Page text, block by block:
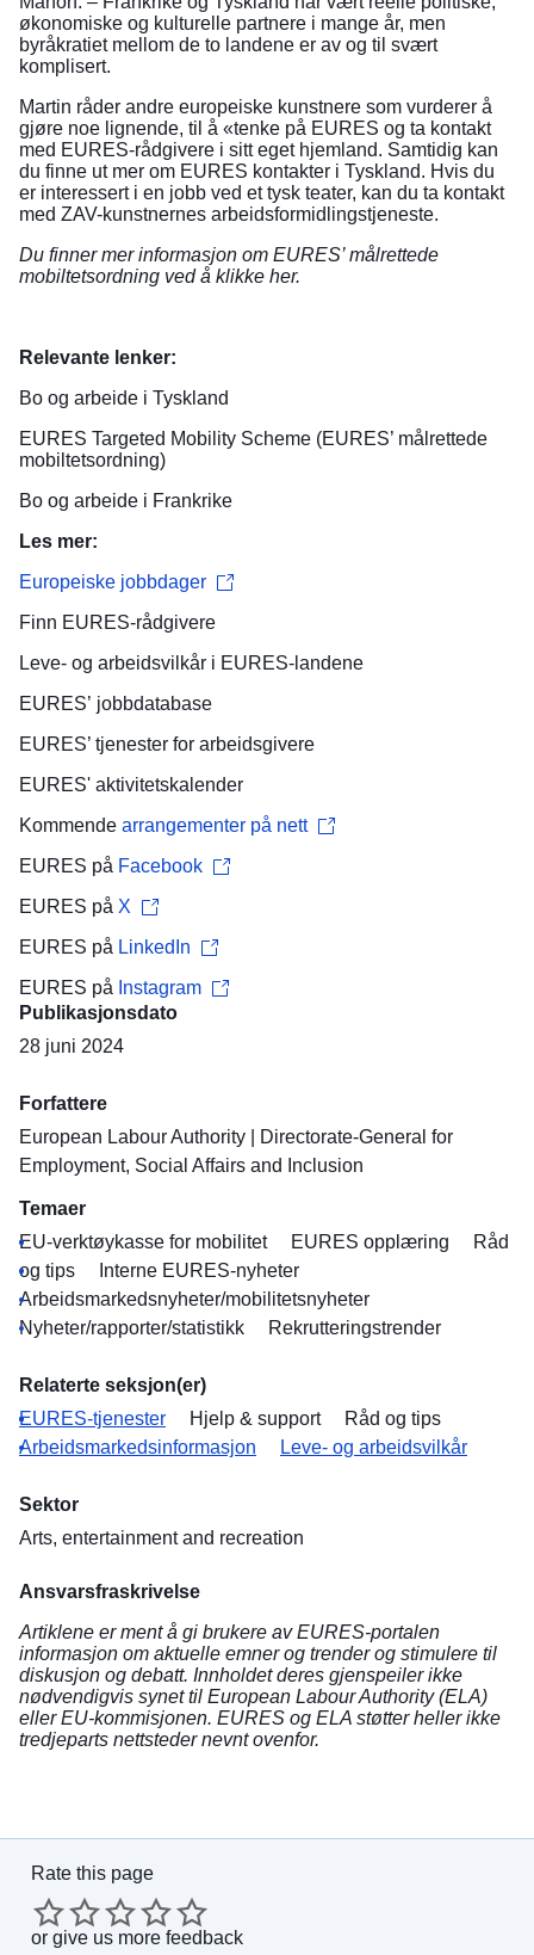
økonomiske og kulturelle partnere i mange år, men
byråkratiet mellom de to landene er av og til svært
komplisert.
Martin råder andre europeiske kunstnere som vurderer å
gjøre noe lignende, til å «tenke på EURES og ta kontakt
med EURES-rådgivere i sitt eget hjemland. Samtidig kan
du finne ut mer om EURES kontakter i Tyskland. Hvis du
er interessert i en jobb ved et tysk teater, kan du ta kontakt
med ZAV-kunstnernes arbeidsformidlingstjeneste.
Du finner mer informasjon om EURES’ målrettede
mobiltetsordning ved å klikke her.
Relevante lenker:
Bo og arbeide i Tyskland
EURES Targeted Mobility Scheme (EURES’ målrettede
mobiltetsordning)
Bo og arbeide i Frankrike
Les mer:
Europeiske jobbdager
Finn EURES-rådgivere
Leve- og arbeidsvilkår i EURES-landene
EURES’ jobbdatabase
EURES’ tjenester for arbeidsgivere
EURES' aktivitetskalender
Kommende arrangementer på nett
EURES på Facebook
EURES på X
EURES på LinkedIn
EURES på Instagram
Publikasjonsdato
28 juni 2024
Forfattere
European Labour Authority
Directorate-General for
Employment, Social Affairs and Inclusion
Temaer
EU-verktøykasse for mobilitet
EURES opplæring
Råd
og tips
Interne EURES-nyheter
Arbeidsmarkedsnyheter/mobilitetsnyheter
Nyheter/rapporter/statistikk
Rekrutteringstrender
Relaterte seksjon(er)
EURES-tjenester
Hjelp & support
Råd og tips
Arbeidsmarkedsinformasjon
Leve- og arbeidsvilkår
Sektor
Arts, entertainment and recreation
Ansvarsfraskrivelse
Artiklene er ment å gi brukere av EURES-portalen
informasjon om aktuelle emner og trender og stimulere til
diskusjon og debatt. Innholdet deres gjenspeiler ikke
nødvendigvis synet til European Labour Authority (ELA)
eller EU-kommisjonen. EURES og ELA støtter heller ikke
tredjeparts nettsteder nevnt ovenfor.
Rate this page
or give us more feedback